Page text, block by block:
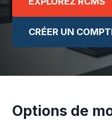
CRÉER UN
Options de